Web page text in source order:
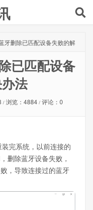
牙删除已匹配设备失败的解
已匹配设备
法
/ 浏览：4884 / 评论：0
完系统，以前连接的
删除蓝牙设备失败，
，导致连接过的蓝牙